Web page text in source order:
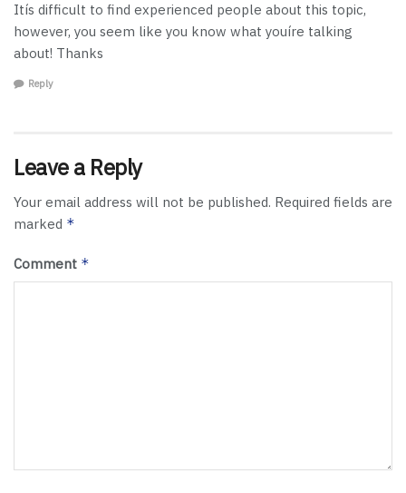
Itís difficult to find experienced people about this topic,
however, you seem like you know what youíre talking
about! Thanks
Reply
Leave a Reply
Your email address will not be published. Required fields are
marked *
Comment *